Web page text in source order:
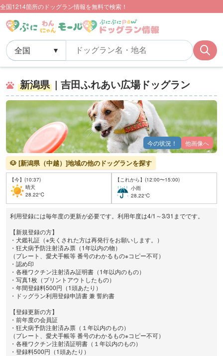
全国1214箇所のドッグラン情報を無料で検索！
新潟県 | 吉田ふれあい広場ドッグラン
今の状況！ 他画像へ
🐶 [新潟県（中越）]地域の他のドッグランを探す
【今】(10:37)
晴天
28.22℃
【これから】(12:00〜15:00)
小雨
28.22℃
利用登録には毎年度の更新が必要です。利用年度は4/1～3/31までです。
【新規登録の方】
・犬鑑礼証（※失くされた方は再発行をお願いします。）
・狂犬病予防注射済み票（1年以内の物）
（プレート、愛犬手帳等 番号のわかるもの※コピー不可）
・認め印
・各種ワクチン注射済み証明書（1年以内のもの）
・写真1枚（プリントアウトしたもの）
・年間登録料500円（1頭あたり）
・ドッグラン利用登録申請書 兼 誓約書
【登録更新の方】
・前年度の会員証
・狂犬病予防注射済み票（１年以内のもの）
（プレート、愛犬手帳等 番号のわかるもの※コピー不可）
・各種ワクチン注射済証明書（１年以内のもの）
・登録料500円（1頭あたり）